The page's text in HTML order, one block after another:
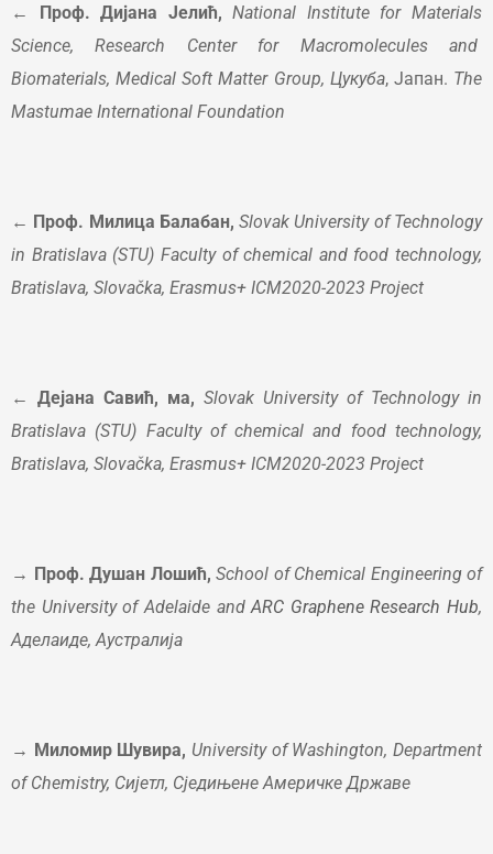
← Проф. Дијана Јелић,National Institute for Materials
Science, Research Center for Macromolecules and
Biomaterials, Medical Soft Matter Group, Цукуба, Јапан. The
Mastumae International Foundation
← Проф. Милица Балабан,Slovak University of Technology
in Bratislava (STU) Faculty of chemical and food technology,
Bratislava, Slovačka, Erasmus+ ICM2020-2023 Project
← Дејана Савић, ма, Slovak University of Technology in
Bratislava (STU) Faculty of chemical and food technology,
Bratislava, Slovačka, Erasmus+ ICM2020-2023 Project
→ Проф. Душан Лошић, School of Chemical Engineering of
the University of Adelaide andARC Graphene Research Hub,
Аделаиде, Аустралија
→ Миломир Шувира, University of Washington, Department
of Chemistry, Сијетл, Сједињене Америчке Државе